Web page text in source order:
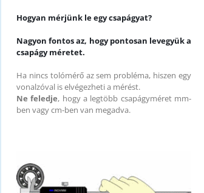
Hogyan mérjünk le egy csapágyat?
Nagyon fontos az, hogy pontosan levegyük a
csapágy méretet.
Ha nincs tolómérő az sem probléma, hiszen egy
vonalzóval is elvégezheti a mérést.
Ne feledje, hogy a legtöbb csapágyméret mm-
ben vagy cm-ben van megadva.